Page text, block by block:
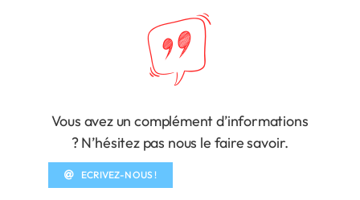
Vous avez un complément d’informations
? N’hésitez pas nous le faire savoir.
ECRIVEZ-NOUS !